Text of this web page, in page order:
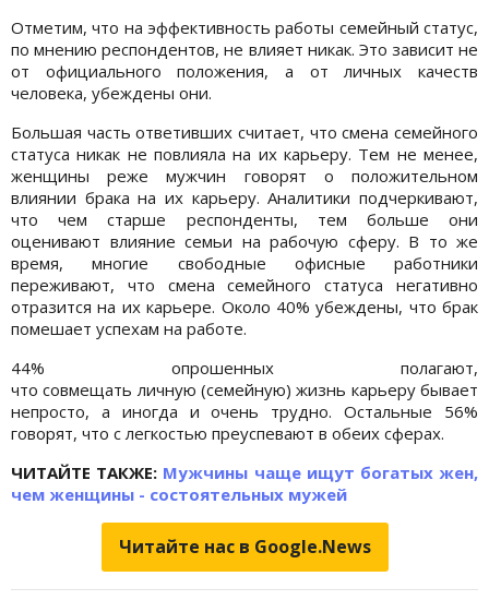
Отметим, что на эффективность работы семейный статус,
по мнению респондентов, не влияет никак. Это зависит не
от официального положения, а от личных качеств
человека, убеждены они.
Большая часть ответивших считает, что смена семейного
статуса никак не повлияла на их карьеру. Тем не менее,
женщины реже мужчин говорят о положительном
влиянии брака на их карьеру. Аналитики подчеркивают,
что чем старше респонденты, тем больше они
оценивают влияние семьи на рабочую сферу. В то же
время, многие свободные офисные работники
переживают, что смена семейного статуса негативно
отразится на их карьере. Около 40% убеждены, что брак
помешает успехам на работе.
44% опрошенных полагают,
что совмещать личную (семейную) жизнь карьеру бывает
непросто, а иногда и очень трудно. Остальные 56%
говорят, что с легкостью преуспевают в обеих сферах.
ЧИТАЙТЕ ТАКЖЕ: Мужчины чаще ищут богатых жен,
чем женщины - состоятельных мужей
Читайте нас в Google.News